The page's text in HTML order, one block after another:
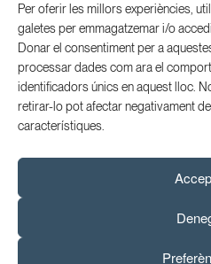
Per oferir les millors experiències,
galetes per emmagatzemar i/o
Donar el consentiment per a
processar dades com ara el
identificadors únics en aquest lloc.
retirar-lo pot afectar negativament
característiques.
Posturologia
© 2026 Odontologia Integrada
Avís legal
Política de cookies